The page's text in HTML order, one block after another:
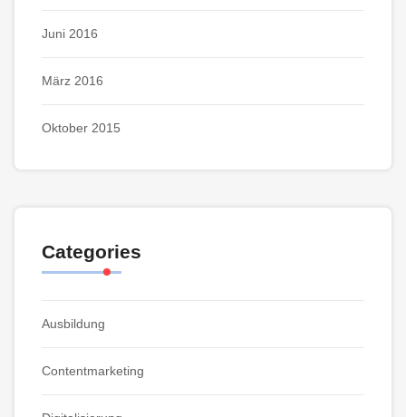
Juni 2016
März 2016
Oktober 2015
Categories
Ausbildung
Contentmarketing